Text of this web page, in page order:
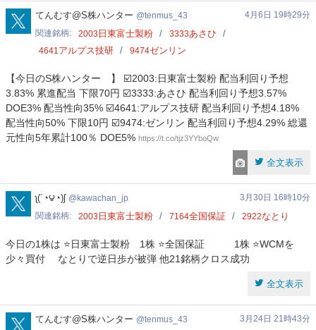
tenmus_43
てんむす@S株ハンター tenmus_43
4月6日 19時29分
関連銘柄
2003 日東富士製粉 3333あさひ
4641アルプス技研 9474ゼンリン
【今日のS株ハンター 】 ☑️2003:日東富士製粉 配当利回り予想
3.83% 累進配当 下限70円 ☑️3333:あさひ 配当利回り予想3.57%
DOE3% 配当性向35% ☑️4641:アルプス技研 配当利回り予想4.18%
配当性向50% 下限10円 ☑️9474:ゼンリン 配当利回り予想4.29% 総還
元性向5年累計100％ DOE5% https://t.co/tjz3YYboQw
全文表示
kawachan_jp
ʅ(´◔౪◔)ʃ kawachan_jp
3月30日 16時10分
関連銘柄
2003 日東富士製粉 7164全国保証 2922なとり
今日の1株は ⭐️日東富士製粉 1株 ⭐️全国保証 1株 ⭐️WCMを
少々買付 なとりで逆日歩が被弾 他21銘柄クロス成功
全文表示
tenmus_43
てんむす@S株ハンター tenmus_43
3月24日 21時43分